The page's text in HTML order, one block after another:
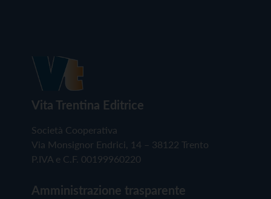
Vita Trentina Editrice
Società Cooperativa
Via Monsignor Endrici, 14 – 38122 Trento
P.IVA e C.F. 00199960220
Amministrazione trasparente